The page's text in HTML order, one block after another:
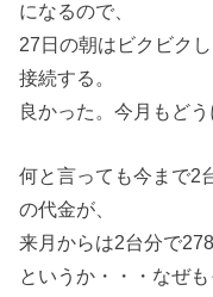
になるので、
27日の朝はビクビク
接続する。
良かった。今月もど
何と言っても今まで2
の代金が、
来月からは2台分で
というか・・・なぜ